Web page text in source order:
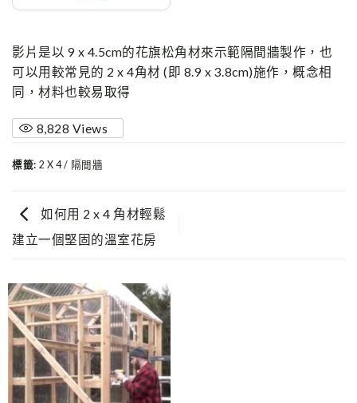
影片是以 9 x 4.5cm的花旗松角材來示範隔間牆製作，也
可以用較常見的 2 x 4角材 (即 8.9 x 3.8cm)施作，概念相
同，材料也較易取得
8,828 Views
標籤: 2 X 4 / 隔間牆
如何用 2 x 4 角材輕鬆
建立一個堅固的溫室花房